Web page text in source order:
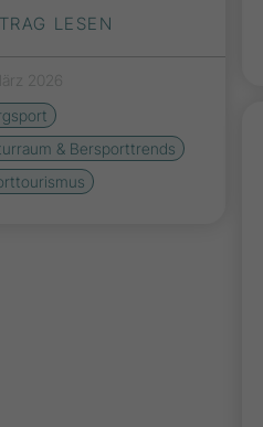
LESEN
2026
& Bersporttrends